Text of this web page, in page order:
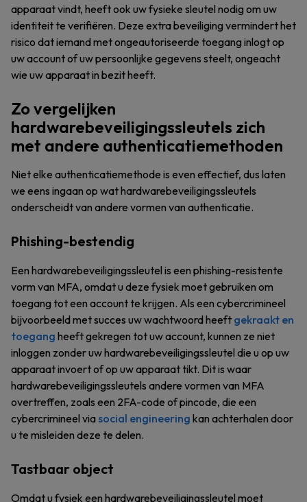
apparaat vindt, heeft ook uw fysieke sleutel nodig om uw
identiteit te verifiëren. Deze extra beveiliging vermindert het
risico dat iemand met ongeautoriseerde toegang inlogt op
uw account of uw persoonlijke gegevens steelt, ongeacht
wie uw apparaat in bezit heeft.
Zo vergelijken
hardwarebeveiligingssleutels zich
met andere authenticatiemethoden
Niet elke authenticatiemethode is even effectief, dus laten
we eens ingaan op wat hardwarebeveiligingssleutels
onderscheidt van andere vormen van authenticatie.
Phishing-bestendig
Een hardwarebeveiligingssleutel is een phishing-resistente
vorm van MFA, omdat u deze fysiek moet gebruiken om
toegang tot een account te krijgen. Als een cybercrimineel
bijvoorbeeld met succes uw wachtwoord heeft gekraakt en
toegang heeft gekregen tot uw account, kunnen ze niet
inloggen zonder uw hardwarebeveiligingssleutel die u op uw
apparaat invoert of op uw apparaat tikt. Dit is waar
hardwarebeveiligingssleutels andere vormen van MFA
overtreffen, zoals een 2FA-code of pincode, die een
cybercrimineel via social engineering kan achterhalen door
u te misleiden deze te delen.
Tastbaar object
Omdat u fysiek een hardwarebeveiligingssleutel moet